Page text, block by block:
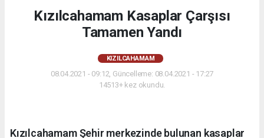
Kızılcahamam Kasaplar Çarşısı
Tamamen Yandı
KIZILCAHAMAM
08.04.2021 - 09:12, Güncelleme: 08.04.2021 - 17:27
14513+ kez okundu.
Kızılcahamam Şehir merkezinde bulunan kasaplar